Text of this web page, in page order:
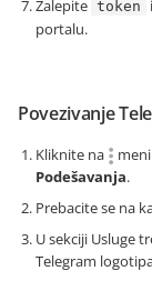
Zalepite token i
portalu.
Povezivanje
Kliknite na
Podešavanja.
Prebacite se na
U sekciji Usluge
Telegram